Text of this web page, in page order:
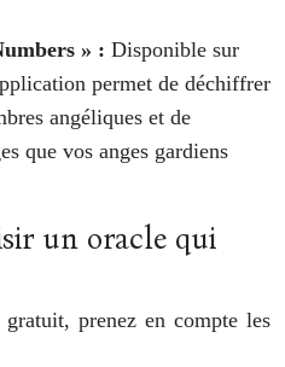
» : Disponible sur
permet de déchiffrer
angéliques et de
que vos anges gardiens
un oracle qui
prenez en compte les